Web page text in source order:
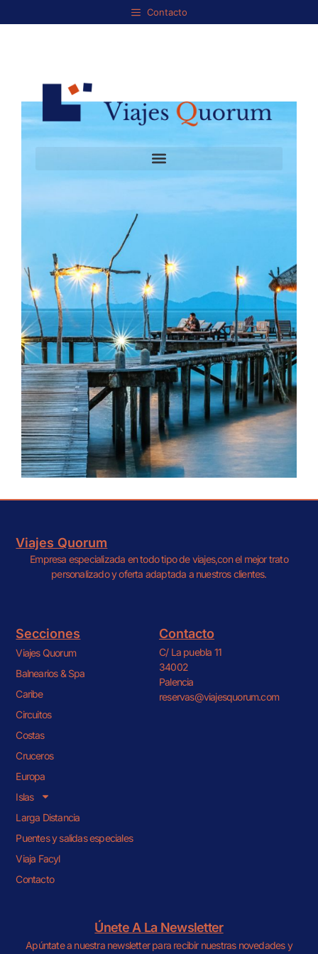
Contacto
Destinos
Costas
Lorem fistrum por
la gloria de mi
Viajes Quorum
Empresa especializada en todo tipo de viajes,con el mejor trato
personalizado y oferta adaptada a nuestros clientes.
Secciones
Viajes Quorum
Balnearios & Spa
Caribe
Circuitos
Costas
Cruceros
Europa
Islas
Larga Distancia
Puentes y salidas especiales
Viaja Facyl
Contacto
Contacto
C/ La puebla 11
34002
Palencia
reservas@viajesquorum.com
Únete A La Newsletter
Apúntate a nuestra newsletter para recibir nuestras novedades y